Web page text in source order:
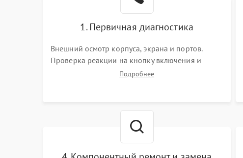
1. Первичная диагностика
Внешний осмотр корпуса, экрана и портов.
Проверка реакции на кнопку включения и
подключение зарядного устройства. Оценка
Подробнее